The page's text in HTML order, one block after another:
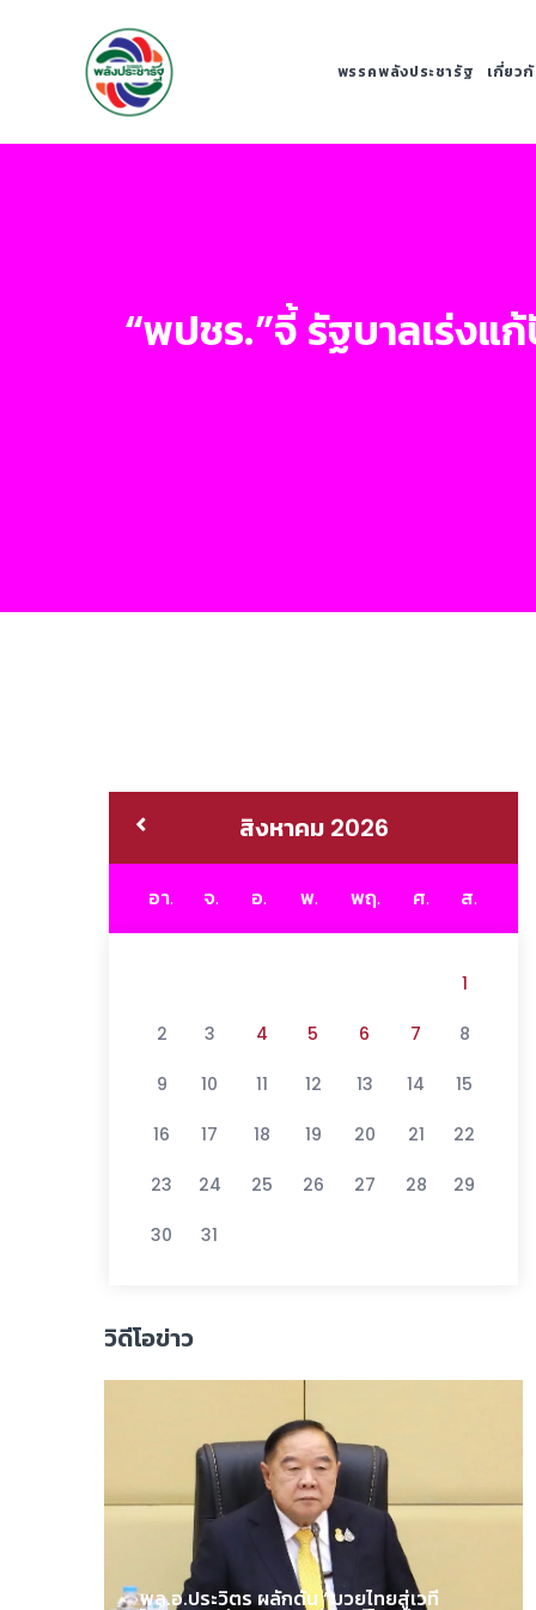
พรรคพลังประชารัฐ เกี่ยว
“พปชร.”จี้ รัฐบาลเร่ง
สิงหาคม 2026
อา. จ. อ. พ. พฤ. ศ. ส.
1
2 3 4 5 6 7 8
9 10 11 12 13 14 15
16 17 18 19 20 21 22
23 24 25 26 27 28 29
30 31
วิดีโอข่าว
พล.อ.ประวิตร ผลักดัน “มวยไทยสู่เวที